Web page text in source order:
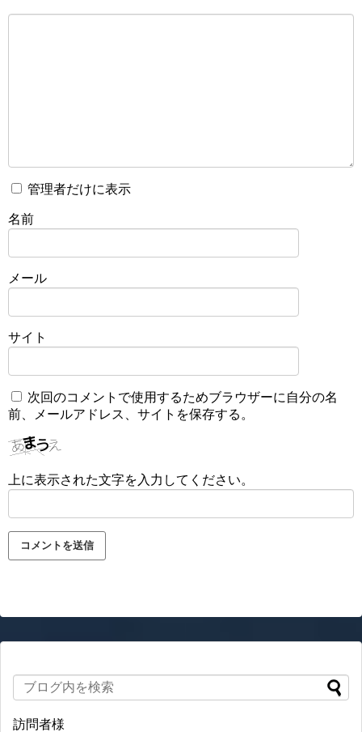
管理者だけに表示
名前
メール
サイト
次回のコメントで使用するためブラウザーに自分の名
前、メールアドレス、サイトを保存する。
上に表示された文字を入力してください。
訪問者様